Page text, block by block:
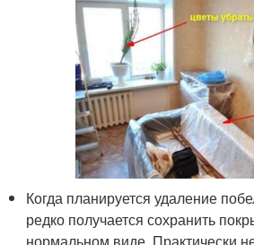
Когда планируется удаление
редко получается сохранить